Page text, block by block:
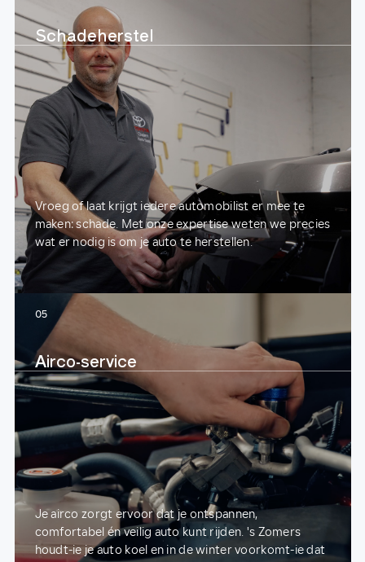
Schadeherstel
Vroeg of laat krijgt iedere automobilist er mee te
maken: schade. Met onze expertise weten we precies
wat er nodig is om je auto te herstellen.
05
Airco-service
Je airco zorgt ervoor dat je ontspannen,
comfortabel én veilig auto kunt rijden. 's Zomers
houdt-ie je auto koel en in de winter voorkomt-ie dat